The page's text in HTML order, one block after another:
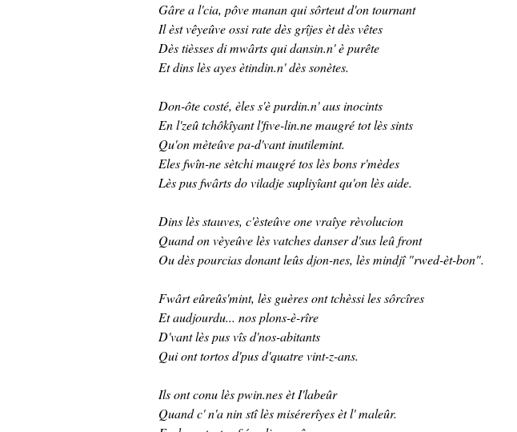
Gâre a l'cia, pôve manan qui sôrteut d'on tournant
Il èst vêyeûve ossi rate dès grîjes èt dès vêtes
Dès tièsses di mwârts qui dansin.n' è purête
Et dins lès ayes ètindin.n' dès sonètes.
Don-ôte costé, èles s'è purdin.n' aus inocints
En l'zeû tchôkîyant l'five-lin.ne maugré tot lès sints
Qu'on mèteûve pa-d'vant inutilemint.
Eles fwîn-ne sètchi maugré tos lès bons r'mèdes
Lès pus fwârts do viladje supliyîant qu'on lès aide.
Dins lès stauves, c'èsteûve one vraîye rèvolucion
Quand on vèyeûve lès vatches danser d'sus leû front
Ou dès pourcias donant leûs djon-nes, lès mindjî "rwed-èt-bon".
Fwârt eûreûs'mint, lès guères ont tchèssi les sôrcîres
Et audjourdu... nos plons-è-rîre
D'vant lès pus vîs d'nos-abitants
Qui ont tortos d'pus d'quatre vint-z-ans.
Ils ont conu lès pwin.nes èt I'labeûr
Quand c' n'a nin stî lès misérerîyes èt l' maleûr.